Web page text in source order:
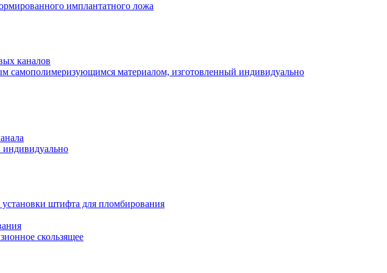
имплантатного ложа
каналов
самополимеризующимся материалом, изготовленный индивидуально
индивидуально
штифта для пломбирования
скользящее